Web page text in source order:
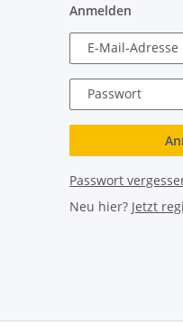
Anmelden
E-Mail-Adresse
Passwort
Passwort
Neu hier? Jetzt